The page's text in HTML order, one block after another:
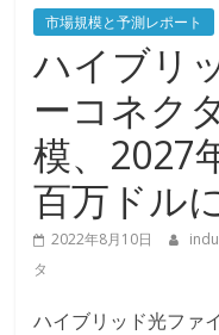
市場規模と予測レポート
ハイブリ
ーコネク
模、2027
百万ドル
2022年8月10日
タ
ハイブリッド光ファ